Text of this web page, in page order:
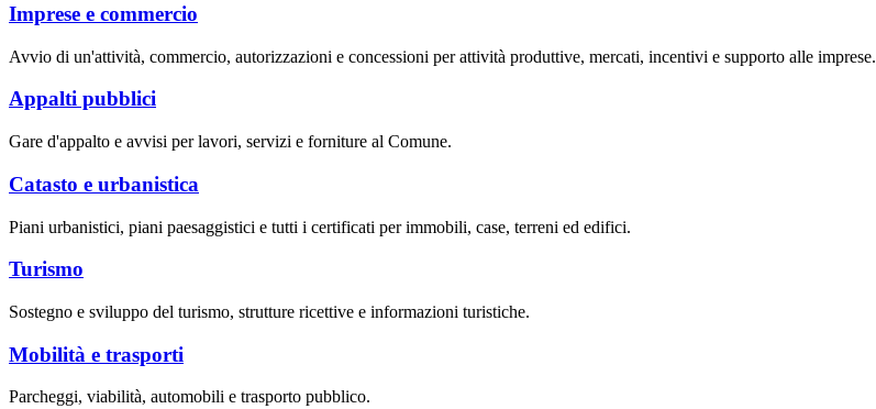
Imprese e commercio
Avvio di un'attività, commercio, autorizzazioni e concessioni per attività produttive, mercati, incentivi e supporto alle imprese.
Appalti pubblici
Gare d'appalto e avvisi per lavori, servizi e forniture al Comune.
Catasto e urbanistica
Piani urbanistici, piani paesaggistici e tutti i certificati per immobili, case, terreni ed edifici.
Turismo
Sostegno e sviluppo del turismo, strutture ricettive e informazioni turistiche.
Mobilità e trasporti
Parcheggi, viabilità, automobili e trasporto pubblico.